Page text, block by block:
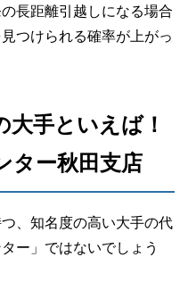
長距離引越しになる場合
つけられる確率が上がっ
大手といえば！
ター秋田支店
、知名度の高い大手の代
ー」ではないでしょう